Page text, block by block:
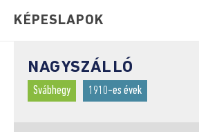
KÉPESLAPOK
NAGYSZÁLLÓ
Svábhegy 1910-es évek